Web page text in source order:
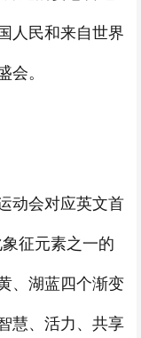
人民和来自世界
会。
动会对应英文首
征元素之一的
、湖蓝四个渐变
慧、活力、共享